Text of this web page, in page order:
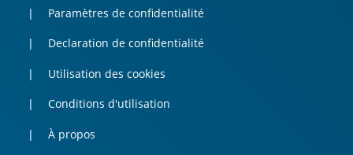
Paramètres de confidentialité
Declaration de confidentialité
Utilisation des cookies
Conditions d'utilisation
À propos